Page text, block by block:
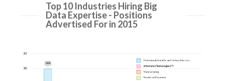
Top 10 Industries Hiring Big
Data Expertise - Positions
Advertised For in 2015